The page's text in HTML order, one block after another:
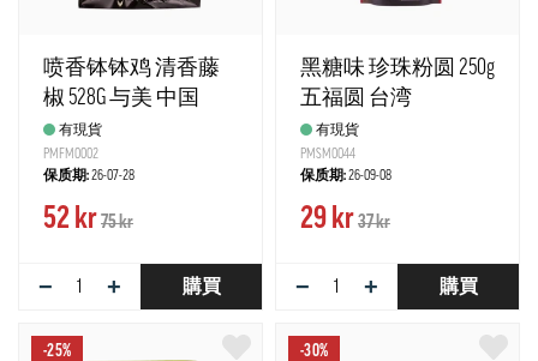
喷香钵钵鸡 清香藤
椒 528G 与美 中国
有現貨
PMFM0002
保质期:26-07-28
52 kr75 kr
− + 購買
黑糖味 珍珠粉圆 250g
五福圆 台湾
有現貨
PMSM0044
保质期:26-09-08
29 kr37 kr
− + 購買
-25% -30%